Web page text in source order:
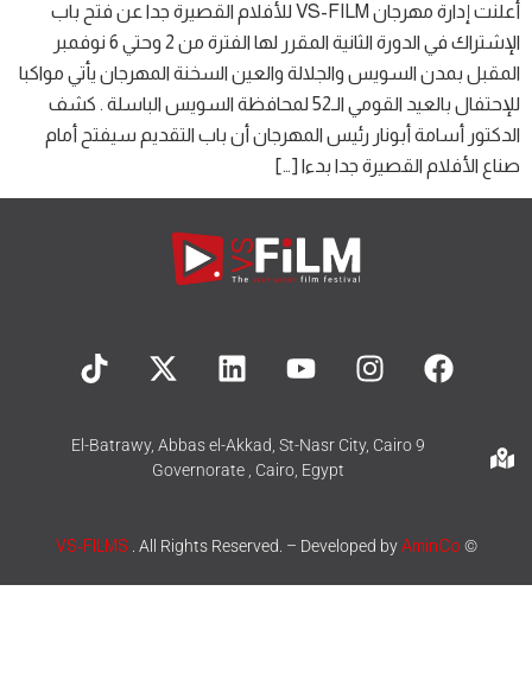
أعلنت إدارة مهرجان VS-FILM للأفلام القصيرة جدا عن فتح باب
الإشتراك في الدورة الثانية المقرر لها الفترة من 2 وحتي 6 نوفمبر
المقبل بمدن السويس والجلالة والعين السخنة المهرجان يأتي مواكبا
للإحتفال بالعيد القومي الـ52 لمحافظة السويس الباسلة . كشف
الدكتور أسامة أبونار رئيس المهرجان أن باب التقديم سيفتح أمام
صناع الأفلام القصيرة جدا بدءا […]
9 El-Batrawy, Abbas el-Akkad, St-Nasr City, Cairo
Governorate , Cairo, Egypt
©
VS-FILMS . All Rights Reserved. – Developed byAminCo